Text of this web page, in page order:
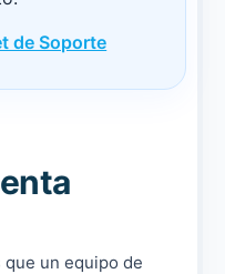
de Soporte
que un equipo de